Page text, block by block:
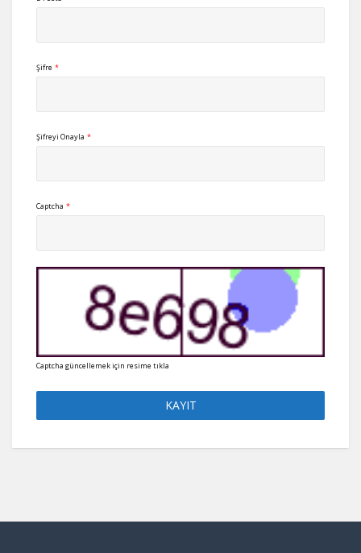
Şifre *
Şifreyi Onayla *
Captcha *
Captcha güncellemek için resime tıkla